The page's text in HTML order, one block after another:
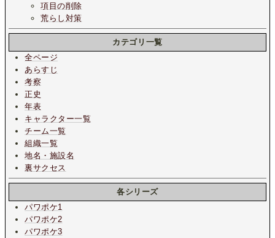
項目の削除
荒らし対策
カテゴリ一覧
全ページ
あらすじ
考察
正史
年表
キャラクター一覧
チーム一覧
組織一覧
地名・施設名
裏サクセス
各シリーズ
パワポケ1
パワポケ2
パワポケ3